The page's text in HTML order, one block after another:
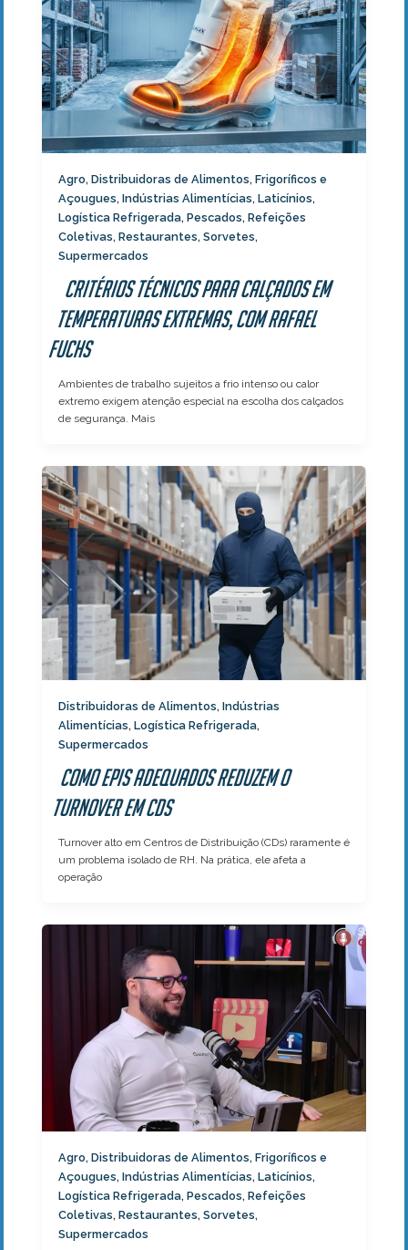
Agro, Distribuidoras de Alimentos, Frigoríficos e
Açougues, Indústrias Alimentícias, Laticínios,
Logística Refrigerada, Pescados, Refeições
Coletivas, Restaurantes, Sorvetes,
Supermercados
Critérios técnicos para calçados em
temperaturas extremas, com Rafael
Fuchs
Ambientes de trabalho sujeitos a frio intenso ou calor
extremo exigem atenção especial na escolha dos calçados
de segurança. Mais
Distribuidoras de Alimentos, Indústrias
Alimentícias, Logística Refrigerada,
Supermercados
Como EPIs adequados reduzem o
turnover em CDs
Turnover alto em Centros de Distribuição (CDs) raramente é
um problema isolado de RH. Na prática, ele afeta a
operação
Agro, Distribuidoras de Alimentos, Frigoríficos e
Açougues, Indústrias Alimentícias, Laticínios,
Logística Refrigerada, Pescados, Refeições
Coletivas, Restaurantes, Sorvetes,
Supermercados